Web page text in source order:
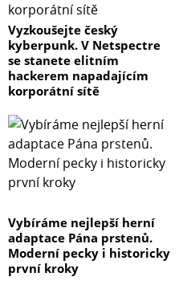
Vyzkoušejte český
kyberpunk. V Netspectre
se stanete elitním
hackerem napadajícím
korporátní sítě
Vybíráme nejlepší herní
adaptace Pána prstenů.
Moderní pecky i historicky
první kroky